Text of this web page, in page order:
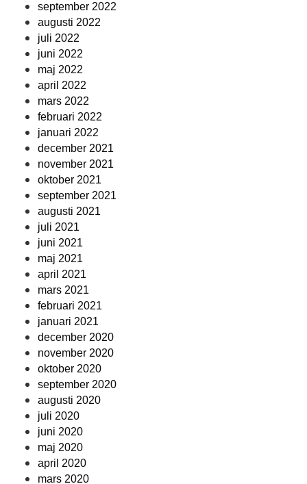
september 2022
augusti 2022
juli 2022
juni 2022
maj 2022
april 2022
mars 2022
februari 2022
januari 2022
december 2021
november 2021
oktober 2021
september 2021
augusti 2021
juli 2021
juni 2021
maj 2021
april 2021
mars 2021
februari 2021
januari 2021
december 2020
november 2020
oktober 2020
september 2020
augusti 2020
juli 2020
juni 2020
maj 2020
april 2020
mars 2020